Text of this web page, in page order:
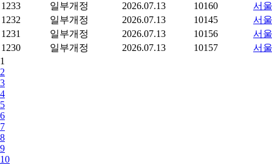
1233
일부개정 2026.07.13 10160
서
1232
일부개정 2026.07.13 10145
서
1231
일부개정 2026.07.13 10156
서
1230
일부개정 2026.07.13 10157
서
1
2
3
4
5
6
7
8
9
10